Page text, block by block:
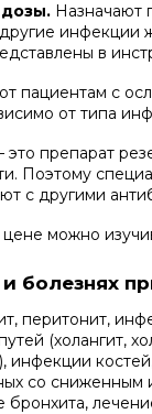
Назначают
инфекции
в
пациентам с
от типа
это препарат
Поэтому
с другими
можно
болезнях
перитонит,
(холангит,
инфекции
со сниженным